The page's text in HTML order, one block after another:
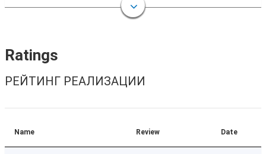
Ratings
РЕЙТИНГ РЕАЛИЗАЦИИ
Name Review Date